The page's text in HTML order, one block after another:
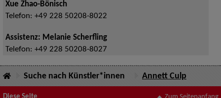
Xue Zhao-Bönisch
Telefon: +49 228 50208-8022
Assistenz: Melanie Scherfling
Telefon: +49 228 50208-8027
Suche nach Künstler*innen Annett Culp